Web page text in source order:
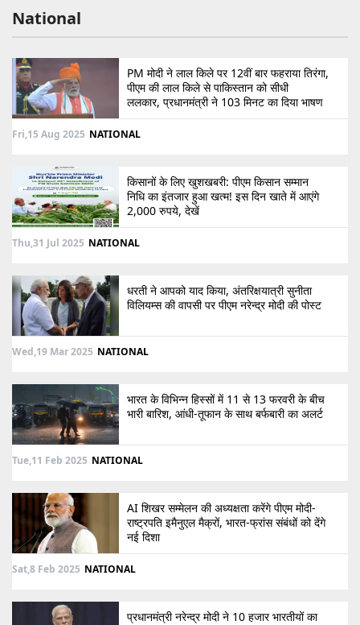
National
PM मोदी ने लाल किले पर 12वीं बार फहराया तिरंगा,
पीएम की लाल किले से पाकिस्तान को सीधी
ललकार, प्रधानमंत्री ने 103 मिनट का दिया भाषण
Fri,15 Aug 2025 NATIONAL
किसानों के लिए खुशखबरी: पीएम किसान सम्मान
निधि का इंतजार हुआ खत्म! इस दिन खाते में आएंगे
2,000 रुपये, देखें
Thu,31 Jul 2025 NATIONAL
धरती ने आपको याद किया, अंतरिक्षयात्री सुनीता
विलियम्स की वापसी पर पीएम नरेन्द्र मोदी की पोस्ट
Wed,19 Mar 2025 NATIONAL
भारत के विभिन्न हिस्सों में 11 से 13 फरवरी के बीच
भारी बारिश, आंधी-तूफान के साथ बर्फबारी का अलर्ट
Tue,11 Feb 2025 NATIONAL
AI शिखर सम्मेलन की अध्यक्षता करेंगे पीएम मोदी-
राष्ट्रपति इमैनुएल मैक्रों, भारत-फ्रांस संबंधों को देंगे
नई दिशा
Sat,8 Feb 2025 NATIONAL
प्रधानमंत्री नरेन्द्र मोदी ने 10 हजार भारतीयों का